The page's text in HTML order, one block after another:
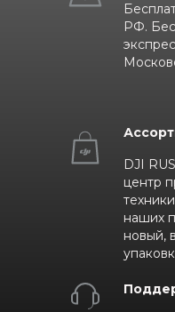
РФ.
DJI
центр
наших
новый,